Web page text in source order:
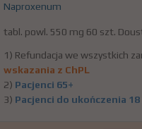
Naproxenum
tabl. powl. 550 mg 60 szt.
1) Refundacja we wszystkich
wskazania z ChPL
2) Pacjenci 65+
3) Pacjenci do ukończenia